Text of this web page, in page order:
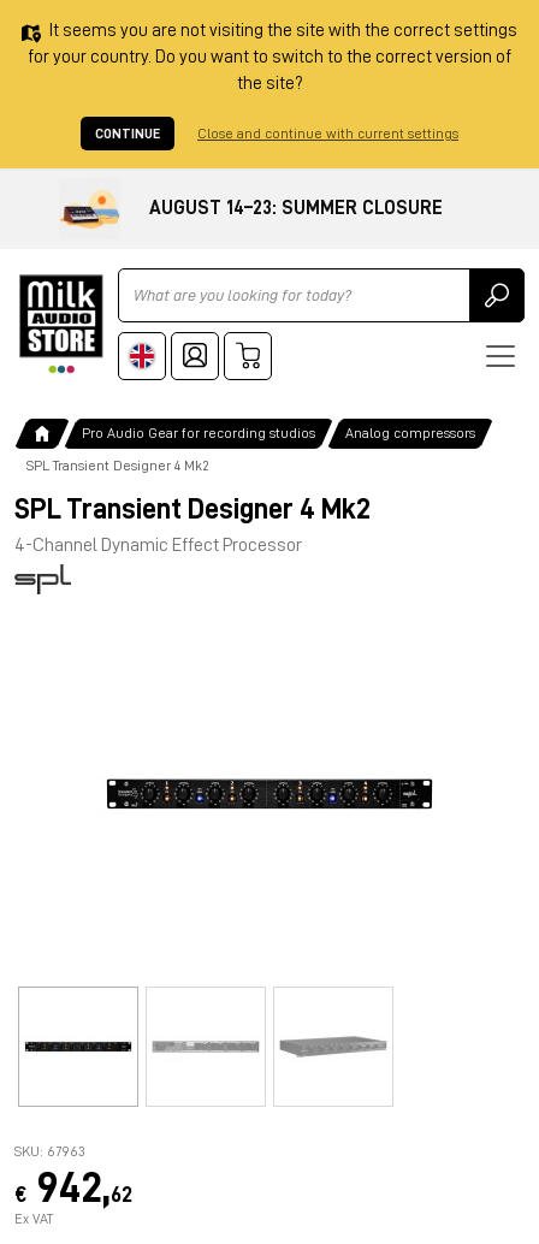
It seems you are not visiting the site with the correct settings
for your country. Do you want to switch to the correct version of
the site?
CONTINUE Close and continue with current settings
AUGUST 14–23: SUMMER CLOSURE
Ricerca
Pro Audio Gear for recording studios Analog compressors
SPL Transient Designer 4 Mk2
SPL Transient Designer 4 Mk2
4-Channel Dynamic Effect Processor
SKU: 67963
€ 942,62
Ex VAT